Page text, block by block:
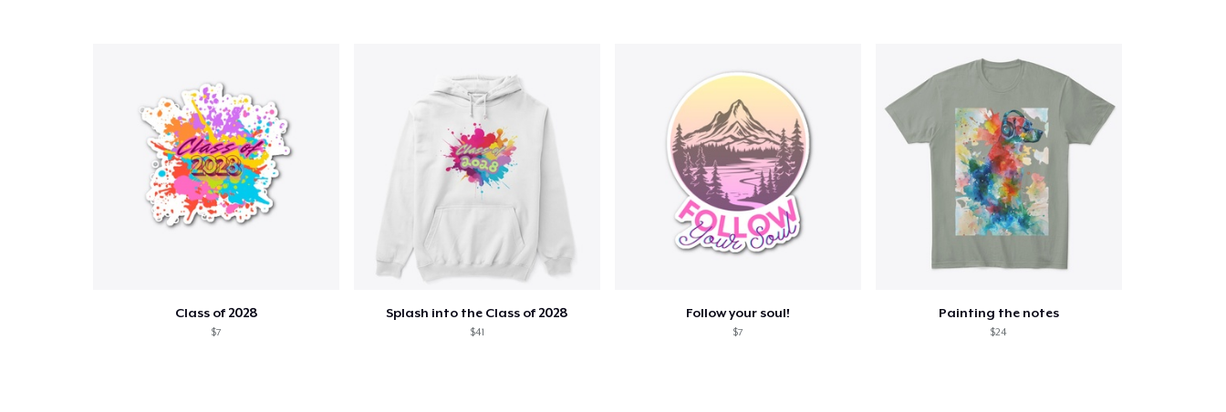
Class of 2028
$7
Splash into the Class of 2028
$41
Follow your soul!
$7
Painting the notes
$24